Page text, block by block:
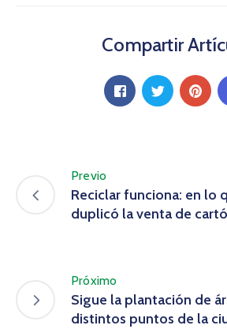
Compartir
Previo
Reciclar funciona: en lo
duplicó la venta de
Próximo
Sigue la plantación de
distintos puntos de la